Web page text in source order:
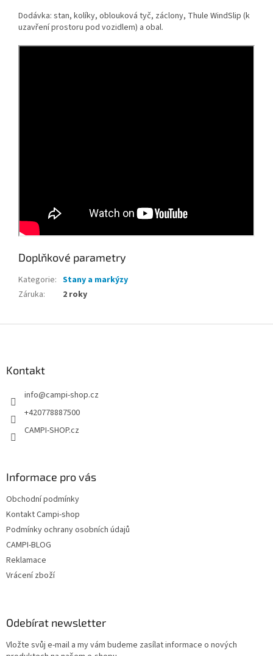
Dodávka: stan, kolíky, oblouková tyč, záclony, Thule WindSlip (k
uzavření prostoru pod vozidlem) a obal.
Doplňkové parametry
Kategorie: Stany a markýzy
Záruka: 2 roky
Kontakt
info@campi-shop.cz
+420778887500
CAMPI-SHOP.cz
Informace pro vás
Obchodní podmínky
Kontakt Campi-shop
Podmínky ochrany osobních údajů
CAMPI-BLOG
Reklamace
Vrácení zboží
Odebírat newsletter
Vložte svůj e-mail a my vám budeme zasílat informace o nových